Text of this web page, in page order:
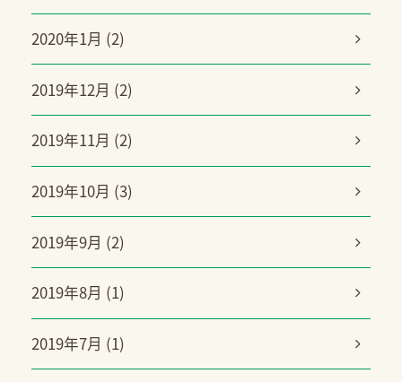
2020年1月 (2)
2019年12月 (2)
2019年11月 (2)
2019年10月 (3)
2019年9月 (2)
2019年8月 (1)
2019年7月 (1)